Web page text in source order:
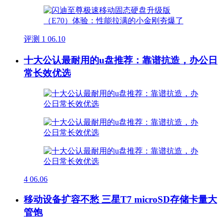
评测 1 06.10
十大公认最耐用的u盘推荐：靠谱抗造，办公日
常长效优选
4 06.06
移动设备扩容不愁 三星T7 microSD存储卡量大
管饱